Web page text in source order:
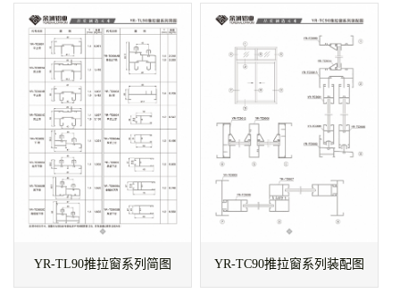
YR-TL90推拉窗系列简图 YR-TC90推拉窗系列装配图